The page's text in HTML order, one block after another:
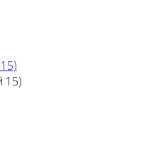
15)